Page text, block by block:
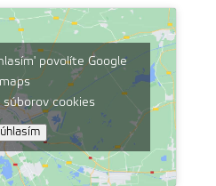
povolíte Google
maps
súborov cookies